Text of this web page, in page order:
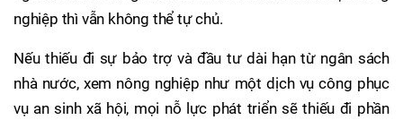
nghiệp thì vẫn không thể tự chủ.
Nếu thiếu đi sự bảo trợ và đầu tư dài hạn từ ngân sách
nhà nước, xem nông nghiệp như một dịch vụ công phục
vụ an sinh xã hội, mọi nỗ lực phát triển sẽ thiếu đi phần